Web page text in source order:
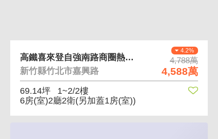
4.2%
4,788萬
4,588萬
高鐵喜來登自強南路商圈熱鬧人潮集市街區可住店透天
新竹縣竹北市嘉興路
69.14坪
1~2/2樓
6房(室)2廳2衛(另加蓋1房(室))